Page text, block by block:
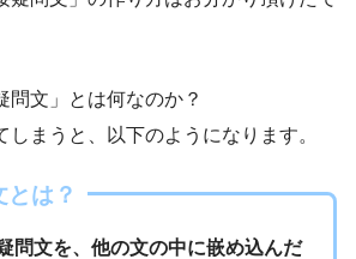
問文」とは何なのか？
しまうと、以下のようになります。
とは？
問文を、他の文の中に嵌め込んだ